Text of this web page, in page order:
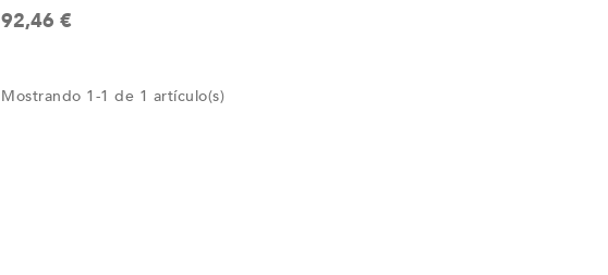
92,46 €
Mostrando 1-1 de 1 artículo(s)